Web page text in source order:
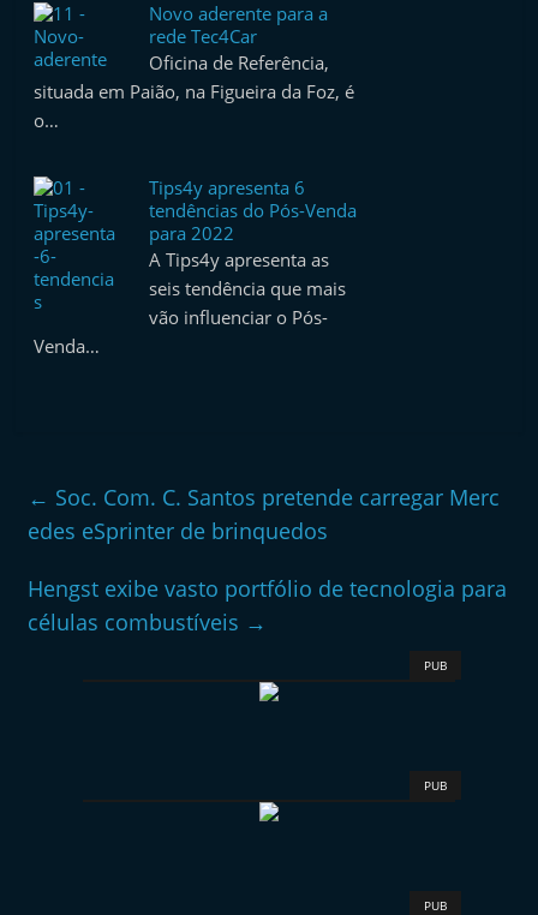
u
t
o
v
e
l
e
m
u
l
Novo aderente para a
rede Tec4Car
Oficina de Referência,
situada em Paião, na Figueira da Foz, é
o…
Tips4y apresenta 6
tendências do Pós-Venda
para 2022
A Tips4y apresenta as
seis tendência que mais
vão influenciar o Pós-
Venda…
← Soc. Com. C. Santos pretende carregar Merc
edes eSprinter de brinquedos
Hengst exibe vasto portfólio de tecnologia para
células combustíveis →
PUB
PUB
PUB